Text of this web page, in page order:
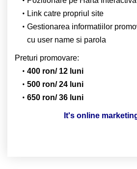
Link catre propriul site
Gestionarea informatiilor
cu user name si parola
Preturi promovare:
400 ron/ 12 luni
500 ron/ 24 luni
650 ron/ 36 luni
It's online